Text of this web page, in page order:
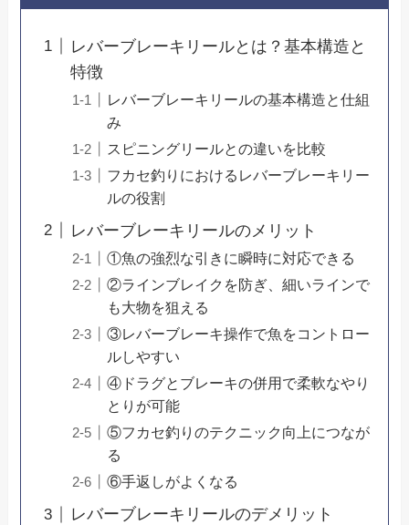
レバーブレーキリールとは？基本構造と
特徴
レバーブレーキリールの基本構造と仕組
み
スピニングリールとの違いを比較
フカセ釣りにおけるレバーブレーキリー
ルの役割
レバーブレーキリールのメリット
①魚の強烈な引きに瞬時に対応できる
②ラインブレイクを防ぎ、細いラインで
も大物を狙える
③レバーブレーキ操作で魚をコントロー
ルしやすい
④ドラグとブレーキの併用で柔軟なやり
とりが可能
⑤フカセ釣りのテクニック向上につなが
る
⑥手返しがよくなる
レバーブレーキリールのデメリット